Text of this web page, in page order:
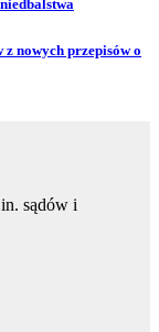
nowych przepisów o
sądów i